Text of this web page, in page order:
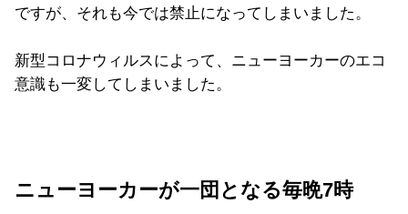
ですが、それも今では禁止になってしまいました。
新型コロナウィルスによって、ニューヨーカーのエコ
意識も一変してしまいました。
ニューヨーカーが一団となる毎晩7時